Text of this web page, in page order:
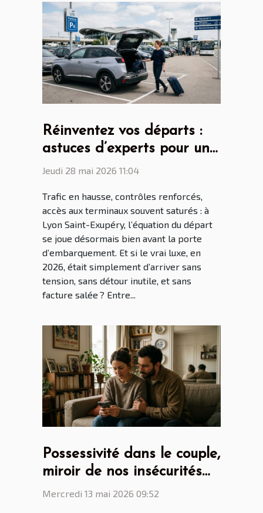
Réinventez vos départs :
astuces d’experts pour un
parking aéroport lyon saint
Jeudi 28 mai 2026 11:04
Trafic en hausse, contrôles renforcés,
accès aux terminaux souvent saturés : à
Lyon Saint-Exupéry, l’équation du départ
se joue désormais bien avant la porte
d’embarquement. Et si le vrai luxe, en
2026, était simplement d’arriver sans
tension, sans détour inutile, et sans
facture salée ? Entre...
Possessivité dans le couple,
miroir de nos insécurités
ou héritage culturel ?
Mercredi 13 mai 2026 09:52